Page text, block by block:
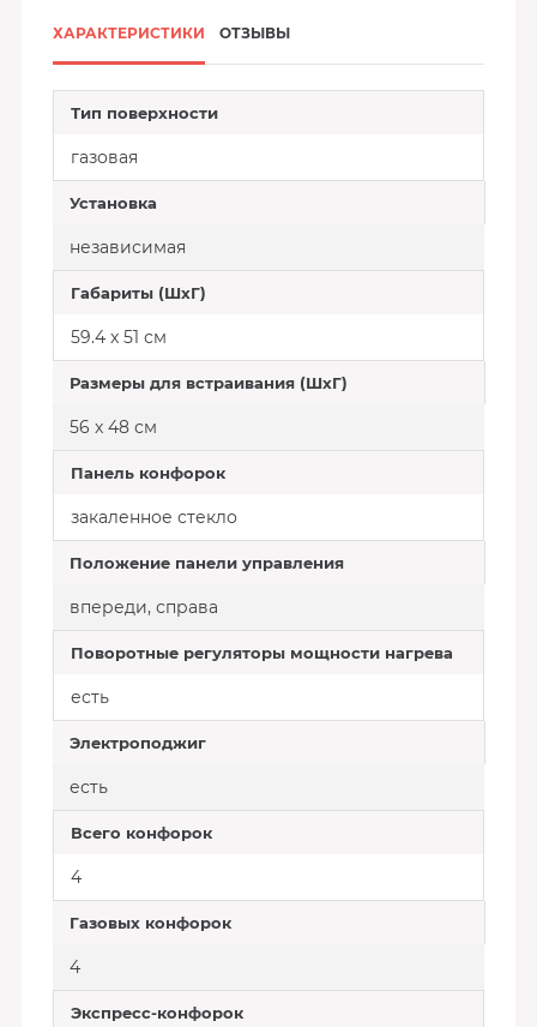
ХАРАКТЕРИСТИКИ ОТЗЫВЫ
Тип поверхности
газовая
Установка
независимая
Габариты (ШхГ)
59.4 x 51 см
Размеры для встраивания (ШхГ)
56 x 48 см
Панель конфорок
закаленное стекло
Положение панели управления
впереди, справа
Поворотные регуляторы мощности нагрева
есть
Электроподжиг
есть
Всего конфорок
4
Газовых конфорок
4
Экспресс-конфорок